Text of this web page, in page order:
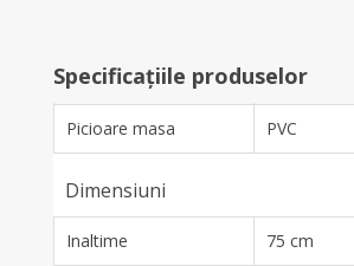
Specificațiile produselor
Picioare masa PVC
Dimensiuni
Inaltime 75 cm